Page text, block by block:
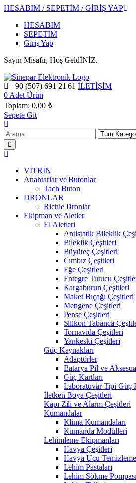
HESABIM / SEPETİM / GİRİŞ YAP
HESABIM
SEPETİM
Giriş Yap
Sayın Misafir, Hoş GeldİNİZ.
+90 (507) 691 21 61 İLETİŞİM
0 Adet Ürün
Toplam: 0,00 ₺
Sepete Git
VİTRİN
Anahtarlar ve Butonlar
Tach Buton
DRONLAR
Richie Dronlar
Ekipman ve Aletler
El Aletleri
Antistatik Bileklik
Bileklik Çeşitleri
Büyüteç Çeşitleri
Cımbız Çeşitleri
Eğe Çeşitleri
Entegre Tutucu
Kargaburun Çeşitleri
Maket Bıçağı Çeşitleri
Mengene Çeşitleri
Pense Çeşitleri
Silikon Tabanca
Tornavida Çeşitleri
Yankeski Çeşitleri
Güç Kaynakları
Adaptörler
Batarya Pil ve
Güç Kartları
Laboratuvar Tipi Güç
İletken Boya Çeşitleri
Kapı Zili ve Alarm Çeşitleri
Kumandalar
Klima Kumandaları
Kumanda Modülleri
Lehimleme Ekipmanları
Havya Çeşitleri
Havya Ucu
Lehim Pastaları
Lehim Sökme